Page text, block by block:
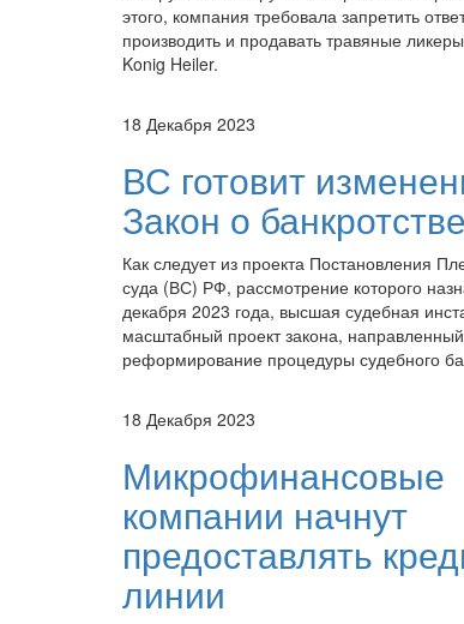
этого, компания требовала запретить
производить и продавать травяные
Konig Heiler.
18 Декабря 2023
ВС готовит
Закон о банкротстве
Как следует из проекта Постановления
суда (ВС) РФ, рассмотрение которого
декабря 2023 года, высшая судебная
масштабный проект закона,
реформирование процедуры судебного
18 Декабря 2023
Микрофинансовые
компании начнут
предоставлять
линии